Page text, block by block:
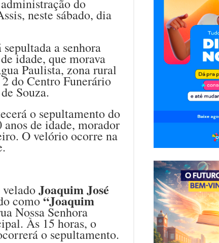
do
neste sábado, dia
a senhora
idade, que morava
Paulista, zona rural
do Centro Funerário
Souza.
o sepultamento do
anos de idade, morador
O velório ocorre na
Joaquim José
como“Joaquim
Nossa Senhora
Às 15 horas, o
o sepultamento.